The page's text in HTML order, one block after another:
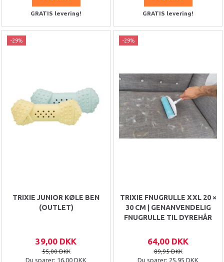
GRATIS levering! GRATIS levering!
-29%
TRIXIE JUNIOR KØLE BEN
(OUTLET)
39,00 DKK
55,00 DKK
Du sparer: 16,00 DKK
-29%
TRIXIE FNUGRULLE XXL 20 ×
30 CM | GENANVENDELIG
FNUGRULLE TIL DYREHÅR
64,00 DKK
89,95 DKK
Du sparer: 25,95 DKK